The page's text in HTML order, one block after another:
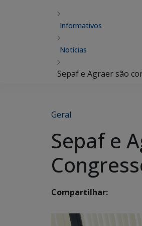
Informativos
Notícias
Sepaf e Agraer são
Geral
Sepaf e
Compartilhar: